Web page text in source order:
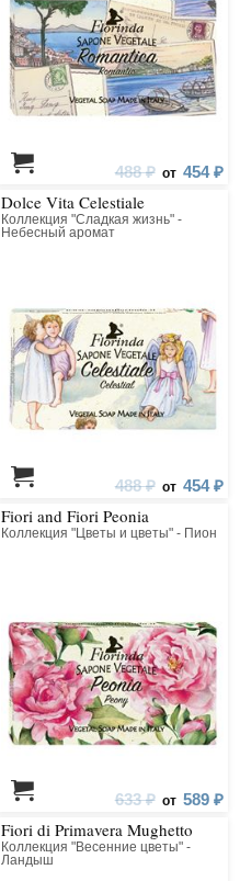
488 ₽ от 454 ₽
Dolce Vita Celestiale
Коллекция "Сладкая жизнь" -
Небесный аромат
488 ₽ от 454 ₽
Fiori and Fiori Peonia
Коллекция "Цветы и цветы" - Пион
633 ₽ от 589 ₽
Fiori di Primavera Mughetto
Коллекция "Весенние цветы" -
Ландыш